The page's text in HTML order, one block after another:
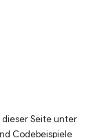
Seite unter
Codebeispiele